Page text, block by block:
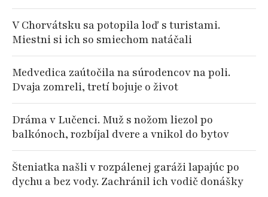
V Chorvátsku sa potopila loď s turistami.
Miestni si ich so smiechom natáčali
Medvedica zaútočila na súrodencov na poli.
Dvaja zomreli, tretí bojuje o život
Dráma v Lučenci. Muž s nožom liezol po
balkónoch, rozbíjal dvere a vnikol do bytov
Šteniatka našli v rozpálenej garáži lapajúc po
dychu a bez vody. Zachránil ich vodič donášky